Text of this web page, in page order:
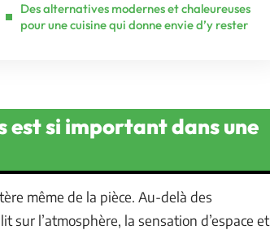
Des alternatives modernes et chaleureuses
pour une cuisine qui donne envie d’y rester
est si important dans une
même de la pièce. Au-delà des
l’atmosphère, la sensation d’espace et